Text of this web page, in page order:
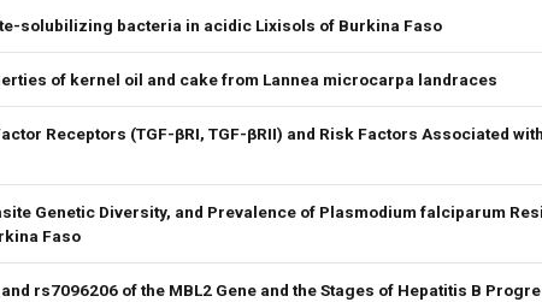
solubilizing bacteria in acidic Lixisols of Burkina Faso
of kernel oil and cake from Lannea microcarpa landraces
Receptors (TGF-βRI, TGF-βRII) and Risk Factors Associated
Genetic Diversity, and Prevalence of Plasmodium falciparum
Faso
rs7096206 of the MBL2 Gene and the Stages of Hepatitis B